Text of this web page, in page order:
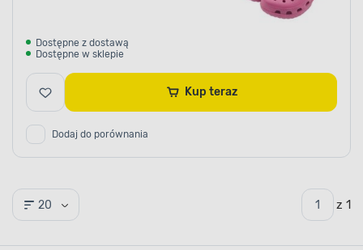
Dostępne z dostawą
Dostępne w sklepie
Kup teraz
Dodaj do porównania
20 z 1